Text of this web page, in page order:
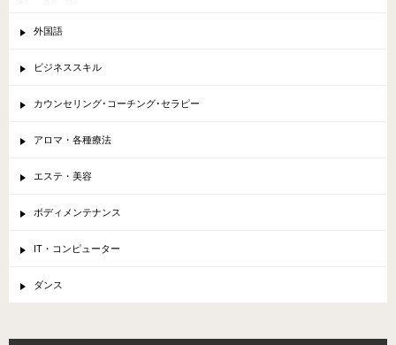
外国語
ビジネススキル
カウンセリング･コーチング･セラピー
アロマ・各種療法
エステ・美容
ボディメンテナンス
IT・コンピューター
ダンス